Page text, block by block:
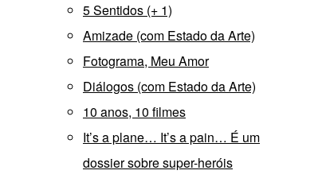
5 Sentidos (+ 1)
Amizade (com Estado da Arte)
Fotograma, Meu Amor
Diálogos (com Estado da Arte)
10 anos, 10 filmes
It’s a plane… It’s a pain… É um
dossier sobre super-heróis